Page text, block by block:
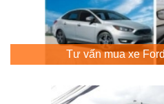
Tư vấn mua xe